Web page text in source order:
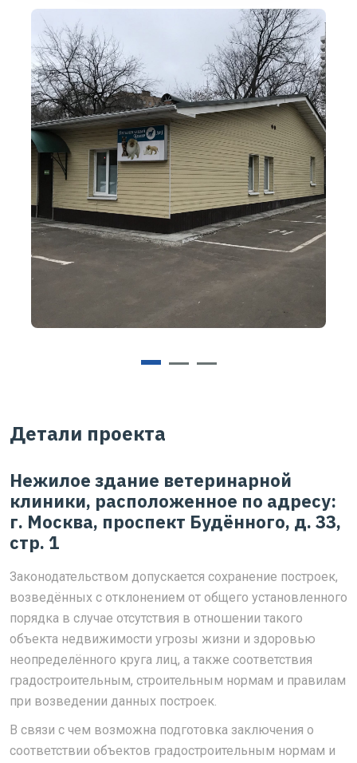
Детали проекта
Нежилое здание ветеринарной
клиники, расположенное по адресу:
г. Москва, проспект Будённого, д. 33,
стр. 1
Законодательством допускается сохранение построек,
возведённых с отклонением от общего установленного
порядка в случае отсутствия в отношении такого
объекта недвижимости угрозы жизни и здоровью
неопределённого круга лиц, а также соответствия
градостроительным, строительным нормам и правилам
при возведении данных построек.
В связи с чем возможна подготовка заключения о
соответствии объектов градостроительным нормам и